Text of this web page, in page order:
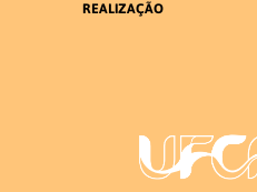
Setembro Surdo
REALIZAÇÃO